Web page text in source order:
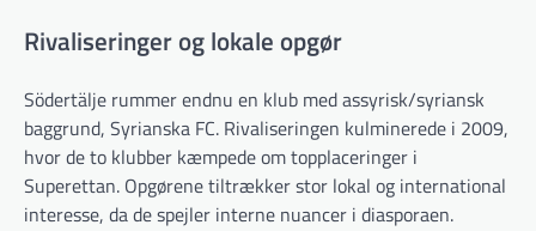
Rivaliseringer og lokale opgør
Södertälje rummer endnu en klub med assyrisk/syriansk
baggrund, Syrianska FC. Rivaliseringen kulminerede i 2009,
hvor de to klubber kæmpede om topplaceringer i
Superettan. Opgørene tiltrækker stor lokal og international
interesse, da de spejler interne nuancer i diasporaen.